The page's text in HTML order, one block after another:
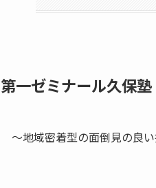
第一ゼミナール久保
～地域密着型の面倒見の良